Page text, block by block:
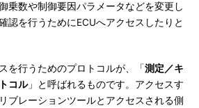
乗数や制御要因パラメータなどを変更し
認を行うためにECUへアクセスしたりと
を行うためのプロトコルが、「測定／キ
コル」と呼ばれるものです。アクセスす
ブレーションツールとアクセスされる側